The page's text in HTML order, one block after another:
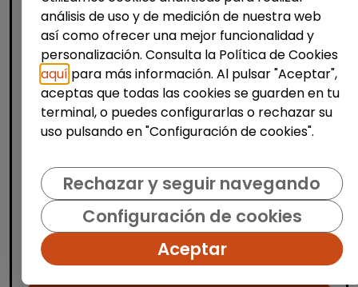
Limpieza y mantenimiento
Operario/a de limpieza de centros
escolares (alicante)
Se buscan varios/as operarios/as de
limpieza para trabajar en centros escolares
ubicados en Alicante, Benidorm y
localidades cercanas. Las personas
seleccionadas se encargarán de la limp...
análisis de uso y de medición de nuestra web
así como ofrecer una mejor funcionalidad y
personalización. Consulta la Política de Cookies
aquí para más información. Al pulsar "Aceptar",
aceptas que todas las cookies se guarden en tu
terminal, o puedes configurarlas o rechazar su
uso pulsando en "Configuración de cookies".
Rechazar y seguir navegando
Configuración de cookies
Aceptar